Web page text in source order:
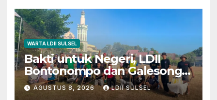
WARTA LDII SULSEL
Bakti untuk Negeri, LDII
Bontonompo dan Galesong
Kerja Bakti Bersama di
Lapangan Barembeng
AGUSTUS 8, 2026 LDII SULSEL